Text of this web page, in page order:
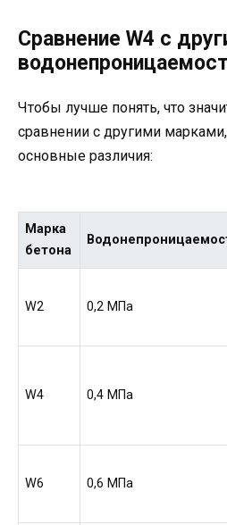
Сравнение W4 с
Чтобы лучше понять, что
сравнении с другими
основные различия:
Марка
бетона
W2 0,2 МПа
W4 0,4 МПа
W6 0,6 МПа